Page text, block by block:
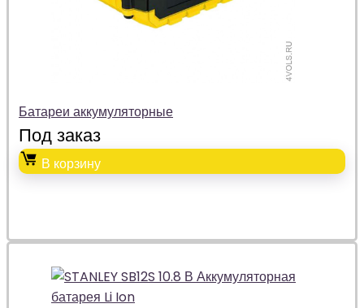
Батареи аккумуляторные
Под заказ
В корзину